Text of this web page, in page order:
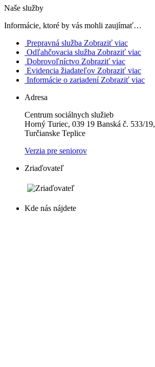
Naše služby
Informácie, ktoré by vás mohli zaujímať…
Prepravná služba Zobraziť viac
Odľahčovacia služba Zobraziť viac
Dobrovoľníctvo Zobraziť viac
Evidencia žiadateľov Zobraziť viac
Informácie o zariadení Zobraziť viac
Adresa
Centrum sociálnych služieb
Horný Turiec, 039 19 Banská č. 533/19,
Turčianske Teplice
Verzia pre seniorov
Zriaďovateľ
Kde nás nájdete